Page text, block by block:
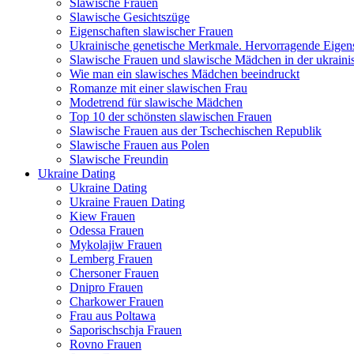
Slawische Frauen
Slawische Gesichtszüge
Eigenschaften slawischer Frauen
Ukrainische genetische Merkmale. Hervorragende
Slawische Frauen und slawische Mädchen in der
Wie man ein slawisches Mädchen beeindruckt
Romanze mit einer slawischen Frau
Modetrend für slawische Mädchen
Top 10 der schönsten slawischen Frauen
Slawische Frauen aus der Tschechischen Republik
Slawische Frauen aus Polen
Slawische Freundin
Ukraine Dating
Ukraine Dating
Ukraine Frauen Dating
Kiew Frauen
Odessa Frauen
Mykolajiw Frauen
Lemberg Frauen
Chersoner Frauen
Dnipro Frauen
Charkower Frauen
Frau aus Poltawa
Saporischschja Frauen
Rovno Frauen